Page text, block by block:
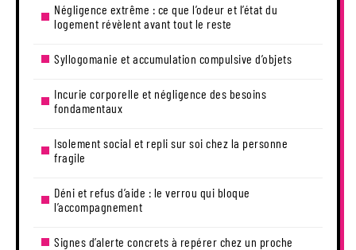
Négligence extrême : ce que l’odeur et l’état du
logement révèlent avant tout le reste
Syllogomanie et accumulation compulsive d’objets
Incurie corporelle et négligence des besoins
fondamentaux
Isolement social et repli sur soi chez la personne
fragile
Déni et refus d’aide : le verrou qui bloque
l’accompagnement
Signes d’alerte concrets à repérer chez un proche